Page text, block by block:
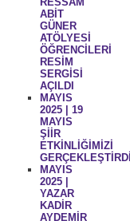
ABİT
GÜNER
ATÖLYESİ
ÖĞRENCİLERİ
RESİM
SERGİSİ
AÇILDI
MAYIS
2025 | 19
MAYIS
ŞİİR
ETKİNLİĞİMİZİ
MAYIS
2025 |
YAZAR
KADİR
AYDEMİR